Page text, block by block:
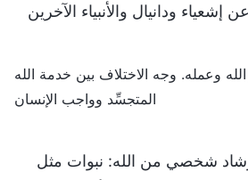
ودانيال والأنبياء الآخرين
ج. 1. ظهور الله وعمله. وجه الاختلاف بين خدمة الله
المتجسِّد وواجب الإنسان
شخصي من الله: نبوات مثل